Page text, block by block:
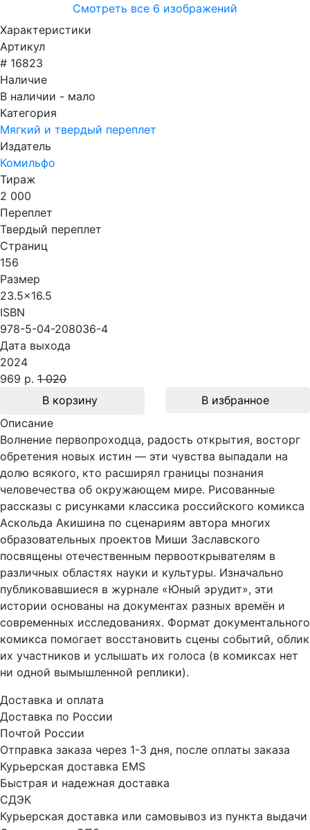
Смотреть все 6 изображений
Характеристики
Артикул
# 16823
Наличие
В наличии - мало
Категория
Мягкий и твердый переплет
Издатель
Комильфо
Тираж
2 000
Переплет
Твердый переплет
Страниц
156
Размер
23.5x16.5
ISBN
978-5-04-208036-4
Дата выхода
2024
969 р. 1 020
В корзину
В избранное
Описание
Волнение первопроходца, радость открытия, восторг
обретения новых истин — эти чувства выпадали на
долю всякого, кто расширял границы познания
человечества об окружающем мире. Рисованные
рассказы с рисунками классика российского комикса
Аскольда Акишина по сценариям автора многих
образовательных проектов Миши Заславского
посвящены отечественным первооткрывателям в
различных областях науки и культуры. Изначально
публиковавшиеся в журнале «Юный эрудит», эти
истории основаны на документах разных времён и
современных исследованиях. Формат документального
комикса помогает восстановить сцены событий, облик
их участников и услышать их голоса (в комиксах нет
ни одной вымышленной реплики).
Доставка и оплата
Доставка по России
Почтой России
Отправка заказа через 1-3 дня, после оплаты заказа
Курьерская доставка EMS
Быстрая и надежная доставка
СДЭК
Курьерская доставка или самовывоз из пункта выдачи